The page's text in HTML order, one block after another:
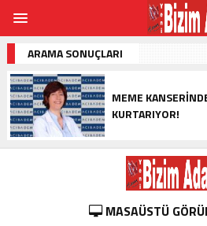
ARAMA SONUÇLARI
MEME
KURTARIYOR!
MASAÜSTÜ